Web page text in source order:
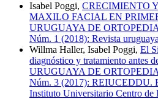
Isabel Poggi, CRECIMIENTO
MAXILO FACIAL EN
URUGUAYA DE
Núm. 1 (2018): Revista
Willma Haller, Isabel Poggi, El
diagnóstico y tratamiento antes
URUGUAYA DE
Núm. 3 (2017): REIUCEDDU.
Instituto Universitario Centro de